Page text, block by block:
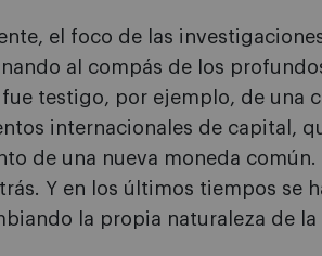
el foco de las
al compás de los
testigo, por ejemplo, de una
internacionales de capital,
de una nueva moneda
Y en los últimos tiempos se
la propia naturaleza de